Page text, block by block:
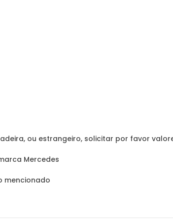
ou estrangeiro, solicitar por favor
Mercedes
mencionado